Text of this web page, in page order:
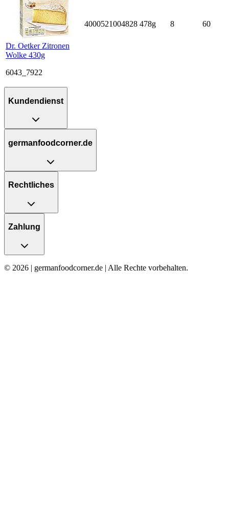
Dr. Oetker Zitronen
Wolke 430g
6043_7922
4000521004828 478g 8 60
Kundendienst
germanfoodcorner.de
Rechtliches
Zahlung
© 2026 | germanfoodcorner.de | Alle Rechte vorbehalten.